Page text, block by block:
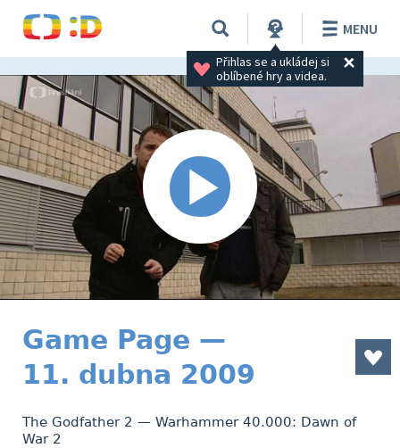
Přihlas se a ukládej si
oblíbené hry a videa.
MENU
Game Page —
11. dubna 2009
The Godfather 2 — Warhammer 40.000: Dawn of
War 2